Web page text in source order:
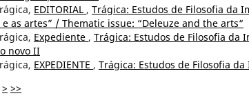
EDITORIAL , Trágica: Estudos de Filosofia da
e as artes” / Thematic issue: “Deleuze and the arts“
Expediente , Trágica: Estudos de Filosofia da
novo II
EXPEDIENTE , Trágica: Estudos de Filosofia
> >>